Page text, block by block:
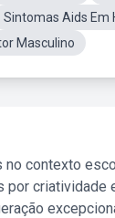
Sintomas Aids Em
Masculino
contexto
criatividade